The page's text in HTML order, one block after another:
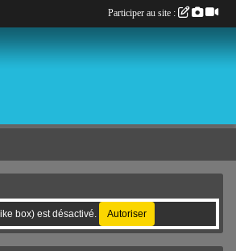
box) est désactivé. Autoriser
Participer au site :